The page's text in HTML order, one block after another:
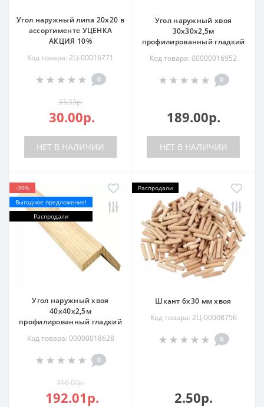
Угол наружный липа 20х20 в
ассортименте УЦЕНКА
АКЦИЯ 10%
Код товара: 2Ц-00016771
0
33.33р.
30.00р.
НЕТ В НАЛИЧИИ
Угол наружный хвоя
30х30х2,5м
профилированный гладкий
Код товара: 00000016952
0
189.00р.
НЕТ В НАЛИЧИИ
-39%
Выгодное предложение!
Распродали
Угол наружный хвоя
40х40х2,5м
профилированный гладкий
Код товара: 00000018628
0
316.00р.
192.01р.
Распродали
Шкант 6х30 мм хвоя
Код товара: 2Ц-00008756
0
2.50р.